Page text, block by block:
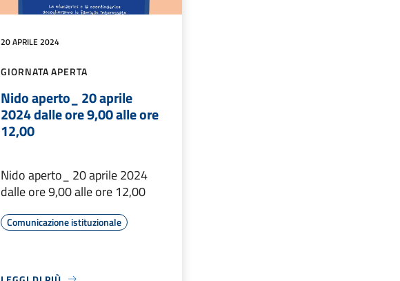
20 APRILE 2024
GIORNATA APERTA
Nido aperto_ 20 aprile
2024 dalle ore 9,00 alle ore
12,00
Nido aperto_ 20 aprile 2024
dalle ore 9,00 alle ore 12,00
Comunicazione istituzionale